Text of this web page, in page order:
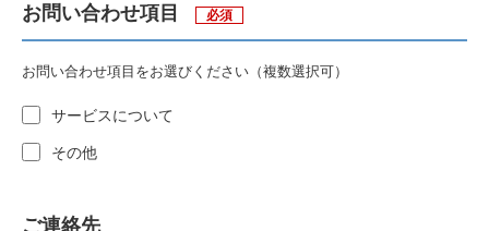
お問い合わせ項目 必須
お問い合わせ項目をお選びください（複数選択可）
サービスについて
その他
ご連絡先